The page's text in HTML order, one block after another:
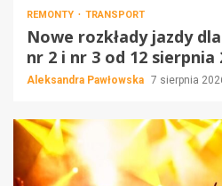
REMONTY TRANSPORT
Nowe rozkłady jazdy
nr 2 i nr 3 od 12 sierpnia
Aleksandra Pawłowska 7 sierpnia